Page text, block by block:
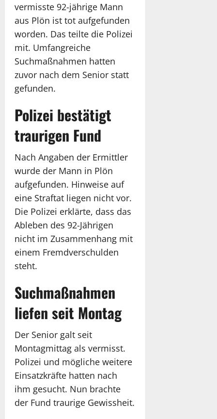
vermisste 92-jährige Mann
aus Plön ist tot aufgefunden
worden. Das teilte die Polizei
mit. Umfangreiche
Suchmaßnahmen hatten
zuvor nach dem Senior statt
gefunden.
Polizei bestätigt
traurigen Fund
Nach Angaben der Ermittler
wurde der Mann in Plön
aufgefunden. Hinweise auf
eine Straftat liegen nicht vor.
Die Polizei erklärte, dass das
Ableben des 92-Jährigen
nicht im Zusammenhang mit
einem Fremdverschulden
steht.
Suchmaßnahmen
liefen seit Montag
Der Senior galt seit
Montagmittag als vermisst.
Polizei und mögliche weitere
Einsatzkräfte hatten nach
ihm gesucht. Nun brachte
der Fund traurige Gewissheit.